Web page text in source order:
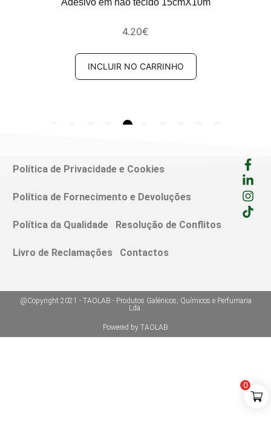
0
Adesivo em não tecido 15cmX10m
4.20€
INCLUIR NO CARRINHO
Política de Privacidade e Cookies
Política de Fornecimento e Devoluções
Política da Qualidade Resolução de Conflitos
Livro de Reclamações Contactos
@Copyright 2021 - TAOLAB - Produtos Galénicos, Químicos e Perfumaria
Lda.
Powered by TAOLAB